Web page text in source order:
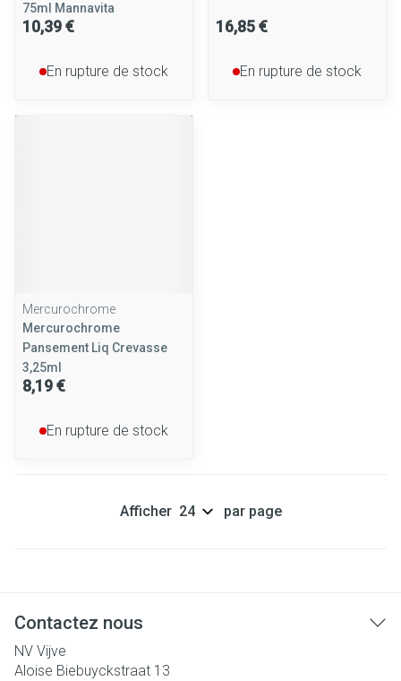
75ml Mannavita
10,39 €
En rupture de stock
16,85 €
En rupture de stock
Mercurochrome
Mercurochrome
Pansement Liq Crevasse
3,25ml
8,19 €
En rupture de stock
Afficher par page
Contactez nous
NV Vijve
Aloise Biebuyckstraat 13